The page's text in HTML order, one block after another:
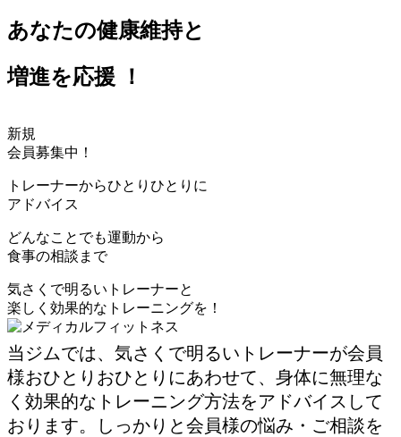
あなたの健康維持と
増進を応援 ！
新規
会員募集中！
トレーナーからひとりひとりに
アドバイス
どんなことでも運動から
食事の相談まで
気さくで明るいトレーナーと
楽しく効果的なトレーニングを！
当ジムでは、気さくで明るいトレーナーが会員
様おひとりおひとりにあわせて、身体に無理な
く効果的なトレーニング方法をアドバイスして
おります。しっかりと会員様の悩み・ご相談を